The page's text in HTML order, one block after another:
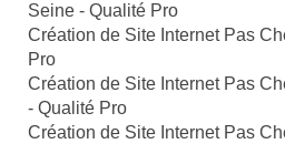
Seine - Qualité Pro
Création de Site Internet Pas
Pro
Création de Site Internet Pas
- Qualité Pro
Création de Site Internet Pas